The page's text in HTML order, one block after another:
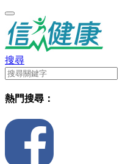
搜尋
熱門搜尋：